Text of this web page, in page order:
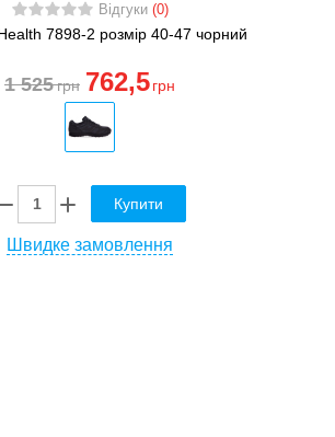
Відгуки (0)
7898-2 розмір 40-47 чорний
1 525грн 762,5 грн
Купити
Швидке замовлення